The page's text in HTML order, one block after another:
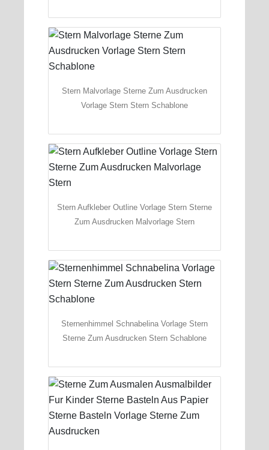
Stern Malvorlage Sterne Zum Ausdrucken
Vorlage Stern Stern Schablone
Stern Aufkleber Outline Vorlage Stern Sterne
Zum Ausdrucken Malvorlage Stern
Sternenhimmel Schnabelina Vorlage Stern
Sterne Zum Ausdrucken Stern Schablone